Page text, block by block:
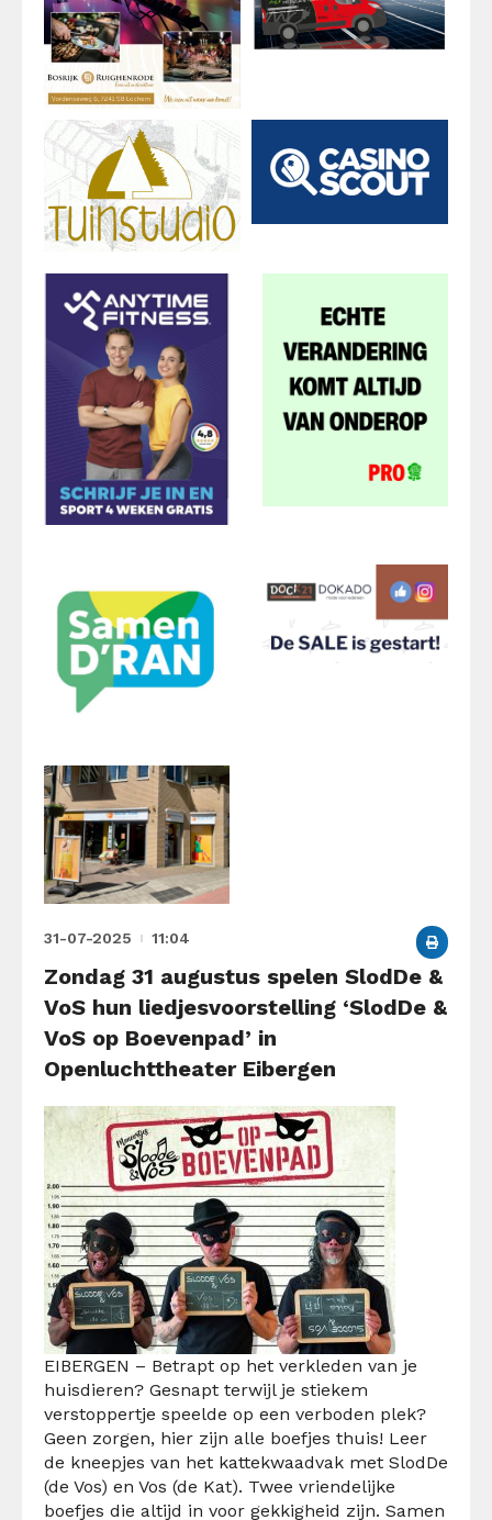
31-07-2025 11:04
Zondag 31 augustus spelen SlodDe &
VoS hun liedjesvoorstelling ‘SlodDe &
VoS op Boevenpad’ in
Openluchttheater Eibergen
EIBERGEN – Betrapt op het verkleden van je
huisdieren? Gesnapt terwijl je stiekem
verstoppertje speelde op een verboden plek?
Geen zorgen, hier zijn alle boefjes thuis! Leer
de kneepjes van het kattekwaadvak met SlodDe
(de Vos) en Vos (de Kat). Twee vriendelijke
boefjes die altijd in voor gekkigheid zijn. Samen